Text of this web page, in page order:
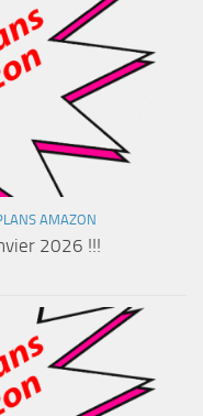
AMAZON
2026 !!!